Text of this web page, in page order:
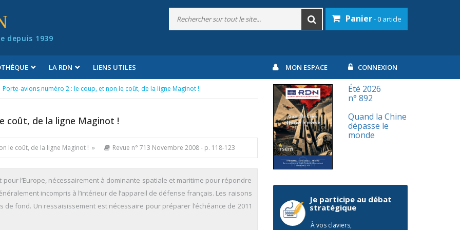
depuis 1939
Panier- 0 article
LA RDN LIENS UTILES MON ESPACE CONNEXION
Porte-avions numéro 2 : le coup, et non le coût, de la ligne Maginot !
coût, de la ligne Maginot !
le coût, de la ligne Maginot ! » Revue n° 713 Novembre 2008- p. 118-123
l’Europe, nécessairement à dominante spatiale et maritime pour répondre
incompris à l’intérieur de l’appareil de défense français. Les raisons
fond. Un ressaisissement est nécessaire pour préparer l’échéance de 2011
Été 2026
n° 892
Quand la Chine
dépasse le
monde
Je participe au débat
stratégique
À vos claviers,